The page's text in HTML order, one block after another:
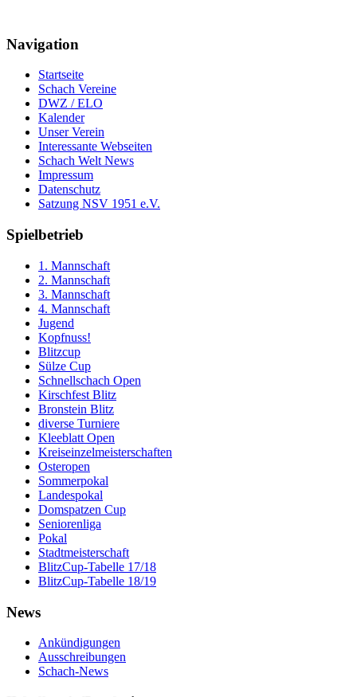
Navigation
Startseite
Schach Vereine
DWZ / ELO
Kalender
Unser Verein
Interessante Webseiten
Schach Welt News
Impressum
Datenschutz
Satzung NSV 1951 e.V.
Spielbetrieb
1. Mannschaft
2. Mannschaft
3. Mannschaft
4. Mannschaft
Jugend
Kopfnuss!
Blitzcup
Sülze Cup
Schnellschach Open
Kirschfest Blitz
Bronstein Blitz
diverse Turniere
Kleeblatt Open
Kreiseinzelmeisterschaften
Osteropen
Sommerpokal
Landespokal
Domspatzen Cup
Seniorenliga
Pokal
Stadtmeisterschaft
BlitzCup-Tabelle 17/18
BlitzCup-Tabelle 18/19
News
Ankündigungen
Ausschreibungen
Schach-News